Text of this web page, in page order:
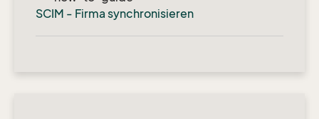
SCIM - Firma synchronisieren